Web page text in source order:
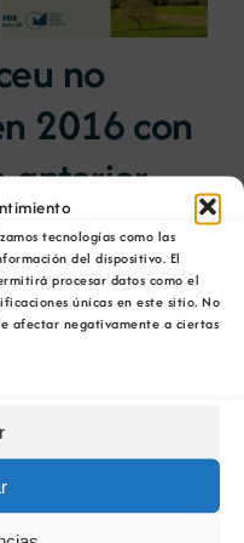
tecnologías como las
del dispositivo. El
procesar datos como el
únicas en este sitio. No
afectar negativamente a ciertas
restauración
minería gallega
no
2016 con
anterior
a minería galega
total de 5.068
no exercicio
de explotacións
así a tendencia